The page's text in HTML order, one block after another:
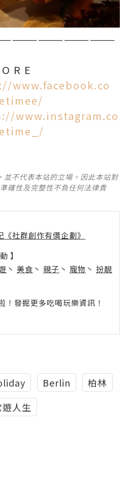
R E
www.facebook.co
www.instagram.co
並不代表本站的立場。因此本站對
確性及完整性不負任何法律責
《社群創作有價企劃》
】
丶 美食 丶 親子 丶 寵物 丶 扮靚
發掘更多吃喝玩樂資訊！
Berlin
柏林
人生